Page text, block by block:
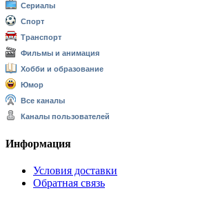
Сериалы
Спорт
Транспорт
Фильмы и анимация
Хобби и образование
Юмор
Все каналы
Каналы пользователей
Информация
Условия доставки
Обратная связь